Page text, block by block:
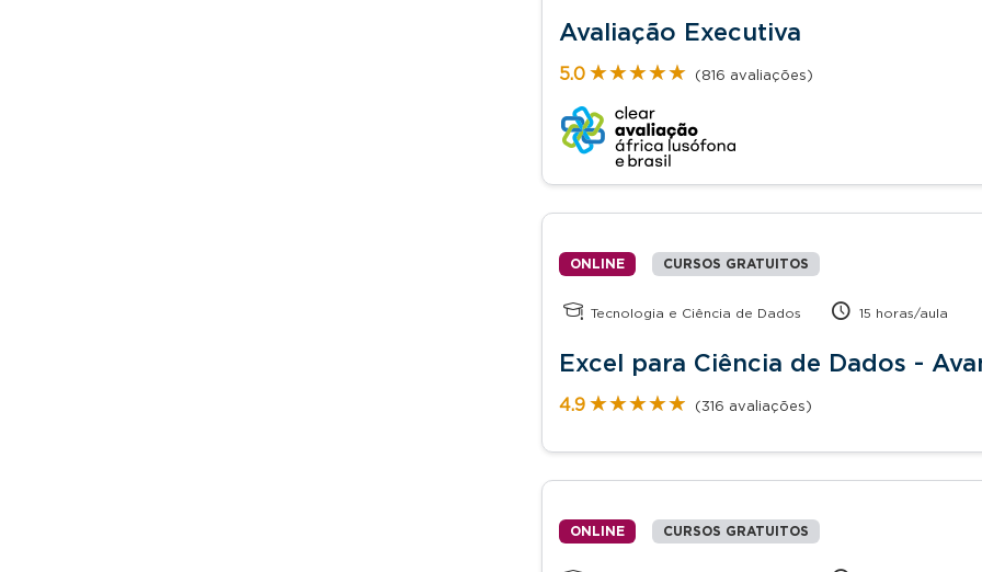
Avaliação Executiva
5.0 ★★★★★
★★★★★ (816 avaliações)
ONLINE CURSOS GRATUITOS
Tecnologia e Ciência de Dados 15 horas/aula
Excel para Ciência de Dados -
4.9 ★★★★★
★★★★★ (316 avaliações)
ONLINE CURSOS GRATUITOS